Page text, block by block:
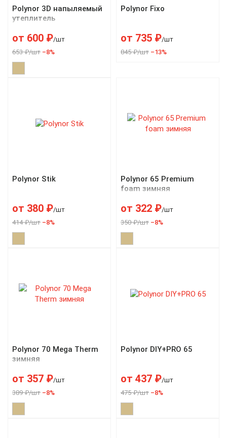
Polynor 3D напыляемый
утеплитель
от 600 ₽/шт
653 ₽/шт –8%
Polynor Fixo
от 735 ₽/шт
845 ₽/шт –13%
Polynor Stik
от 380 ₽/шт
414 ₽/шт –8%
Polynor 65 Premium
foam зимняя
от 322 ₽/шт
350 ₽/шт –8%
Polynor 70 Mega Therm
зимняя
от 357 ₽/шт
389 ₽/шт –8%
Polynor DIY+PRO 65
от 437 ₽/шт
475 ₽/шт –8%